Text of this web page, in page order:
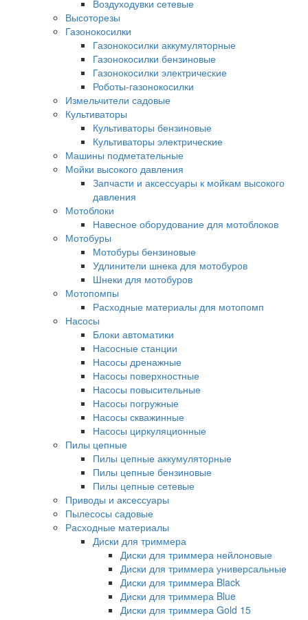
Воздуходувки сетевые
Высоторезы
Газонокосилки
Газонокосилки аккумуляторные
Газонокосилки бензиновые
Газонокосилки электрические
Роботы-газонокосилки
Измельчители садовые
Культиваторы
Культиваторы бензиновые
Культиваторы электрические
Машины подметательные
Мойки высокого давления
Запчасти и аксессуары к мойкам высокого
давления
Мотоблоки
Навесное оборудование для мотоблоков
Мотобуры
Мотобуры бензиновые
Удлинители шнека для мотобуров
Шнеки для мотобуров
Мотопомпы
Расходные материалы для мотопомп
Насосы
Блоки автоматики
Насосные станции
Насосы дренажные
Насосы поверхностные
Насосы повысительные
Насосы погружные
Насосы скважинные
Насосы циркуляционные
Пилы цепные
Пилы цепные аккумуляторные
Пилы цепные бензиновые
Пилы цепные сетевые
Приводы и аксессуары
Пылесосы садовые
Расходные материалы
Диски для триммера
Диски для триммера нейлоновые
Диски для триммера универсальные
Диски для триммера Black
Диски для триммера Blue
Диски для триммера Gold 15